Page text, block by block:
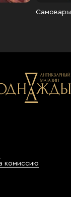
Самовары
комиссию